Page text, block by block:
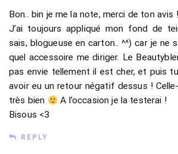
Bon.. bin je me la note, merci de ton avis !
J’ai toujours appliqué mon fond de
sais, blogueuse en carton.. ^^) car je ne
quel accessoire me diriger. Le
pas envie tellement il est cher, et puis
avoir eu un retour négatif dessus ! Celle-
très bien
A l’occasion je la testerai !
Bisous <3
REPLY